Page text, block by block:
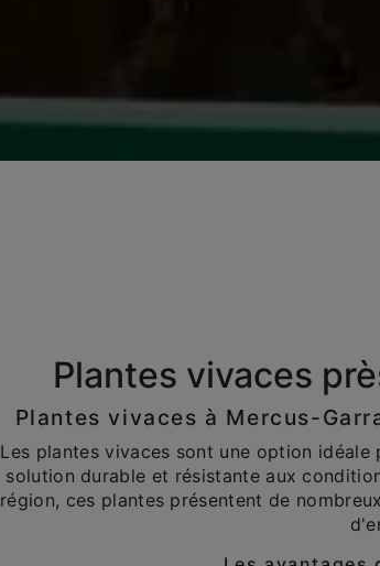
Plantes vivaces
Plantes vivaces à Mercus-
Les plantes vivaces sont une option
solution durable et résistante aux
région, ces plantes présentent de